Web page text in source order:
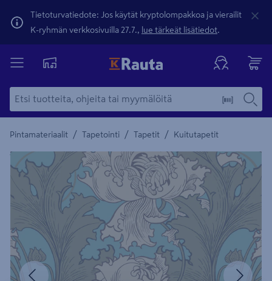
Tietoturvatiedote: Jos käytät kryptolompakkoa ja vierailit
K-ryhmän verkkosivuilla 27.7., lue tärkeät lisätiedot.
Pintamateriaalit / Tapetointi / Tapetit / Kuitutapetit
Yksityiskohtainen kuvaus löytyy Tuotteen kuvaus -
Edellinen